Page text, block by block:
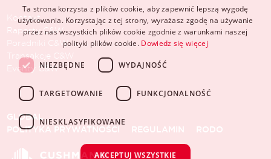
Kontakt
Raporty C&W
Poradniki C&W
Transakcje C&W
Eventy C&W
GLOBAL
POLITYKA PRYWATNOŚCI
REGULAMIN RODO
Ta strona korzysta z plików cookie, aby zapewnić lepszą wygodę
użytkowania. Korzystając z tej strony, wyrażasz zgodę na używanie
przez nas wszystkich plików cookie zgodnie z warunkami naszej
polityki plików cookie. Dowiedz się więcej
NIEZBĘDNE WYDAJNOŚĆ
TARGETOWANIE FUNKCJONALNOŚĆ
NIESKLASYFIKOWANE
AKCEPTUJ WSZYSTKIE